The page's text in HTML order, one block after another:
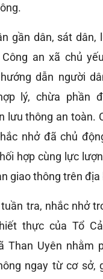
gần dân, sát dân,
an xã chủ
dẫn người
lý, chừa phần
lưu thông an toàn.
nhở đã chủ
hợp cùng lực
giao thông trên địa
tra, nhắc nhở
thực của Tổ
Than Uyên nhằm
ngay từ cơ sở,